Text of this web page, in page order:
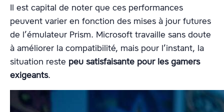
Il est capital de noter que ces performances
peuvent varier en fonction des mises à jour futures
de l’émulateur Prism. Microsoft travaille sans doute
à améliorer la compatibilité, mais pour l’instant, la
situation reste peu satisfaisante pour les gamers
exigeants.